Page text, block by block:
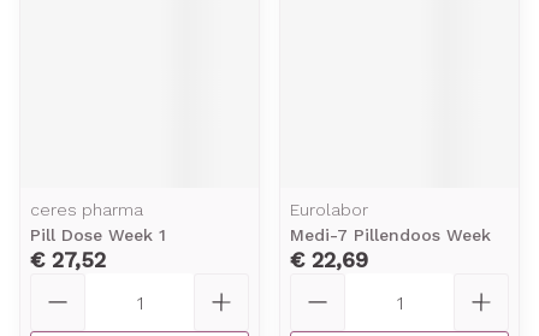
ceres pharma
Pill Dose Week 1
€ 27,52
Eurolabor
Medi-7 Pillendoos Week
€ 22,69